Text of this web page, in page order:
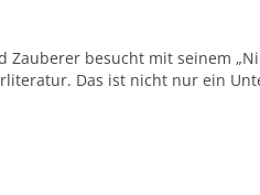
besucht mit seinem
Das ist nicht nur ein